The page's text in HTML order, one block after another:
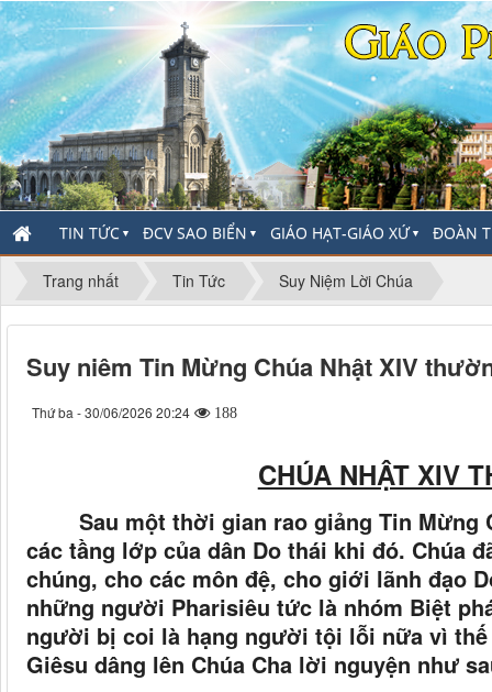
TIN TỨC ▼ ĐCV SAO BIỂN ▼ GIÁO HẠT-GIÁO XỨ▼ ĐOÀN
Trang nhất Tin Tức Suy Niệm Lời Chúa
Suy niêm Tin Mừng Chúa Nhật XIV
Thứ ba - 30/06/2026 20:24 188
CHÚA NHẬT XIV
Sau một thời gian rao giảng Tin Mừng
các tầng lớp của dân Do thái khi đó. Chúa
chúng, cho các môn đệ, cho giới lãnh đạo
những người Pharisiêu tức là nhóm Biệt
người bị coi là hạng người tội lỗi nữa vì
Giêsu dâng lên Chúa Cha lời nguyện như